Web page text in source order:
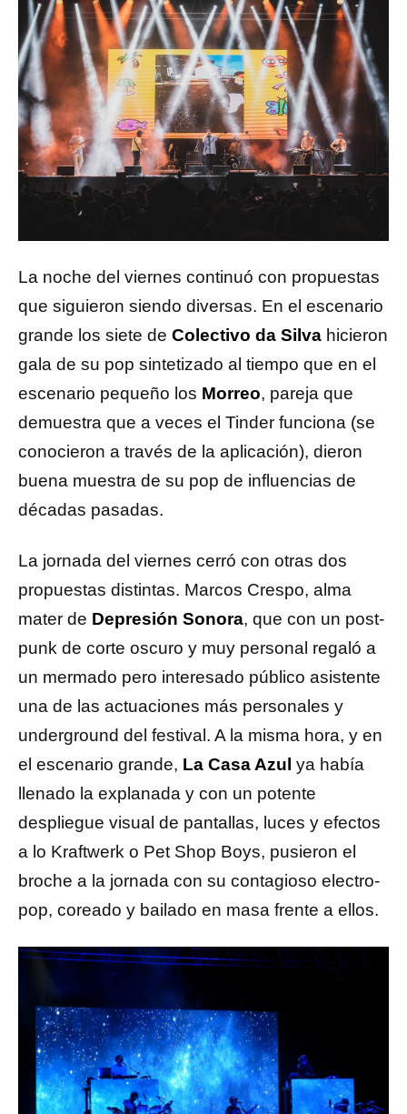
La noche del viernes continuó con propuestas
que siguieron siendo diversas. En el escenario
grande los siete de Colectivo da Silva hicieron
gala de su pop sintetizado al tiempo que en el
escenario pequeño los Morreo, pareja que
demuestra que a veces el Tinder funciona (se
conocieron a través de la aplicación), dieron
buena muestra de su pop de influencias de
décadas pasadas.
La jornada del viernes cerró con otras dos
propuestas distintas. Marcos Crespo, alma
mater de Depresión Sonora, que con un post-
punk de corte oscuro y muy personal regaló a
un mermado pero interesado público asistente
una de las actuaciones más personales y
underground del festival. A la misma hora, y en
el escenario grande, La Casa Azul ya había
llenado la explanada y con un potente
despliegue visual de pantallas, luces y efectos
a lo Kraftwerk o Pet Shop Boys, pusieron el
broche a la jornada con su contagioso electro-
pop, coreado y bailado en masa frente a ellos.